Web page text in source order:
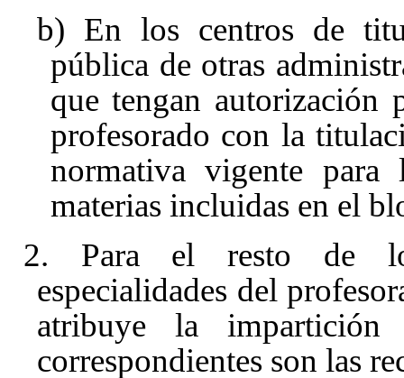
b) En los centros de
pública de otras
que tengan autorización
profesorado con la
normativa vigente
materias incluidas en el
2. Para el resto de
especialidades del
atribuye la impartición
correspondientes son las